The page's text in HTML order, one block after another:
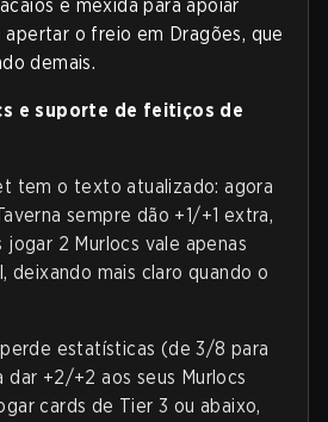
é mexida para apoiar
o freio em Dragões, que
demais.
e suporte de feitiços de
tem o texto atualizado: agora
sempre dão +1/+1 extra,
jogar 2 Murlocs vale apenas
deixando mais claro quando o
estatísticas (de 3/8 para
dar +2/+2 aos seus Murlocs
cards de Tier 3 ou abaixo,